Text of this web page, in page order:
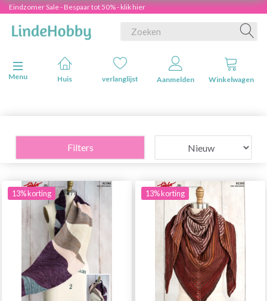
Eindzomer Sale - Bespaar tot 50% - klik hier
Navigatie in-/uitschakelen
Menu
Huis verlanglijst Aanmelden Winkelwagen
Filters
13% korting 13% korting